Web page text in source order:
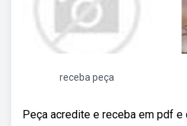
receba peça
Peça acredite e receba em pdf e